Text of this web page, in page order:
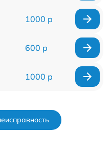
1000 р
600 р
1000 р